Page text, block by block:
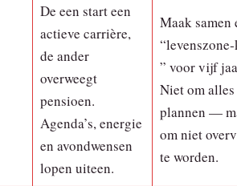
De een start een
actieve carrière,
de ander
overweegt
pensioen.
Agenda’s, energie
en avondwensen
lopen uiteen.
Maak samen
” voor vijf
Niet om alles
plannen —
om niet
te worden.